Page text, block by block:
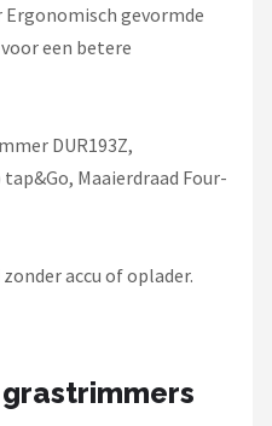
gevormde
een betere
DUR193Z,
Maaierdraad Four-
accu of oplader.